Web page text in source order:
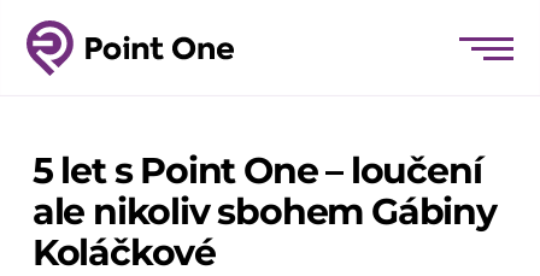
5 let s Point One – loučení
ale nikoliv sbohem Gábiny
Koláčkové